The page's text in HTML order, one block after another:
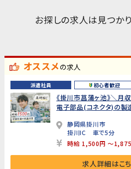
お探しの求人は見つか
オススメの求人
派遣社員 初心者歓迎
《掛川市菖蒲ヶ池》＼
電子部品(コネクタ)の製
静岡県掛川市
掛川IC 車で5分
時給 1,500円 ～
求人詳細はこ